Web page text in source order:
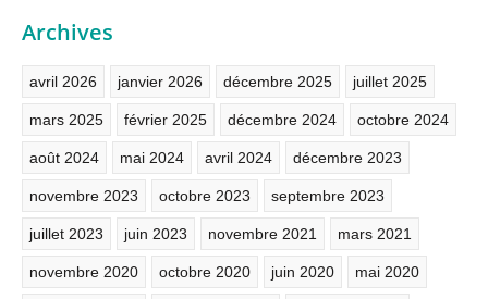
Archives
avril 2026 janvier 2026 décembre 2025 juillet 2025
mars 2025 février 2025 décembre 2024 octobre 2024
août 2024 mai 2024 avril 2024 décembre 2023
novembre 2023 octobre 2023 septembre 2023
juillet 2023 juin 2023 novembre 2021 mars 2021
novembre 2020 octobre 2020 juin 2020 mai 2020